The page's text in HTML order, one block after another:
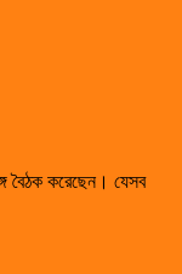
বৈঠক করেছেন। যেসব